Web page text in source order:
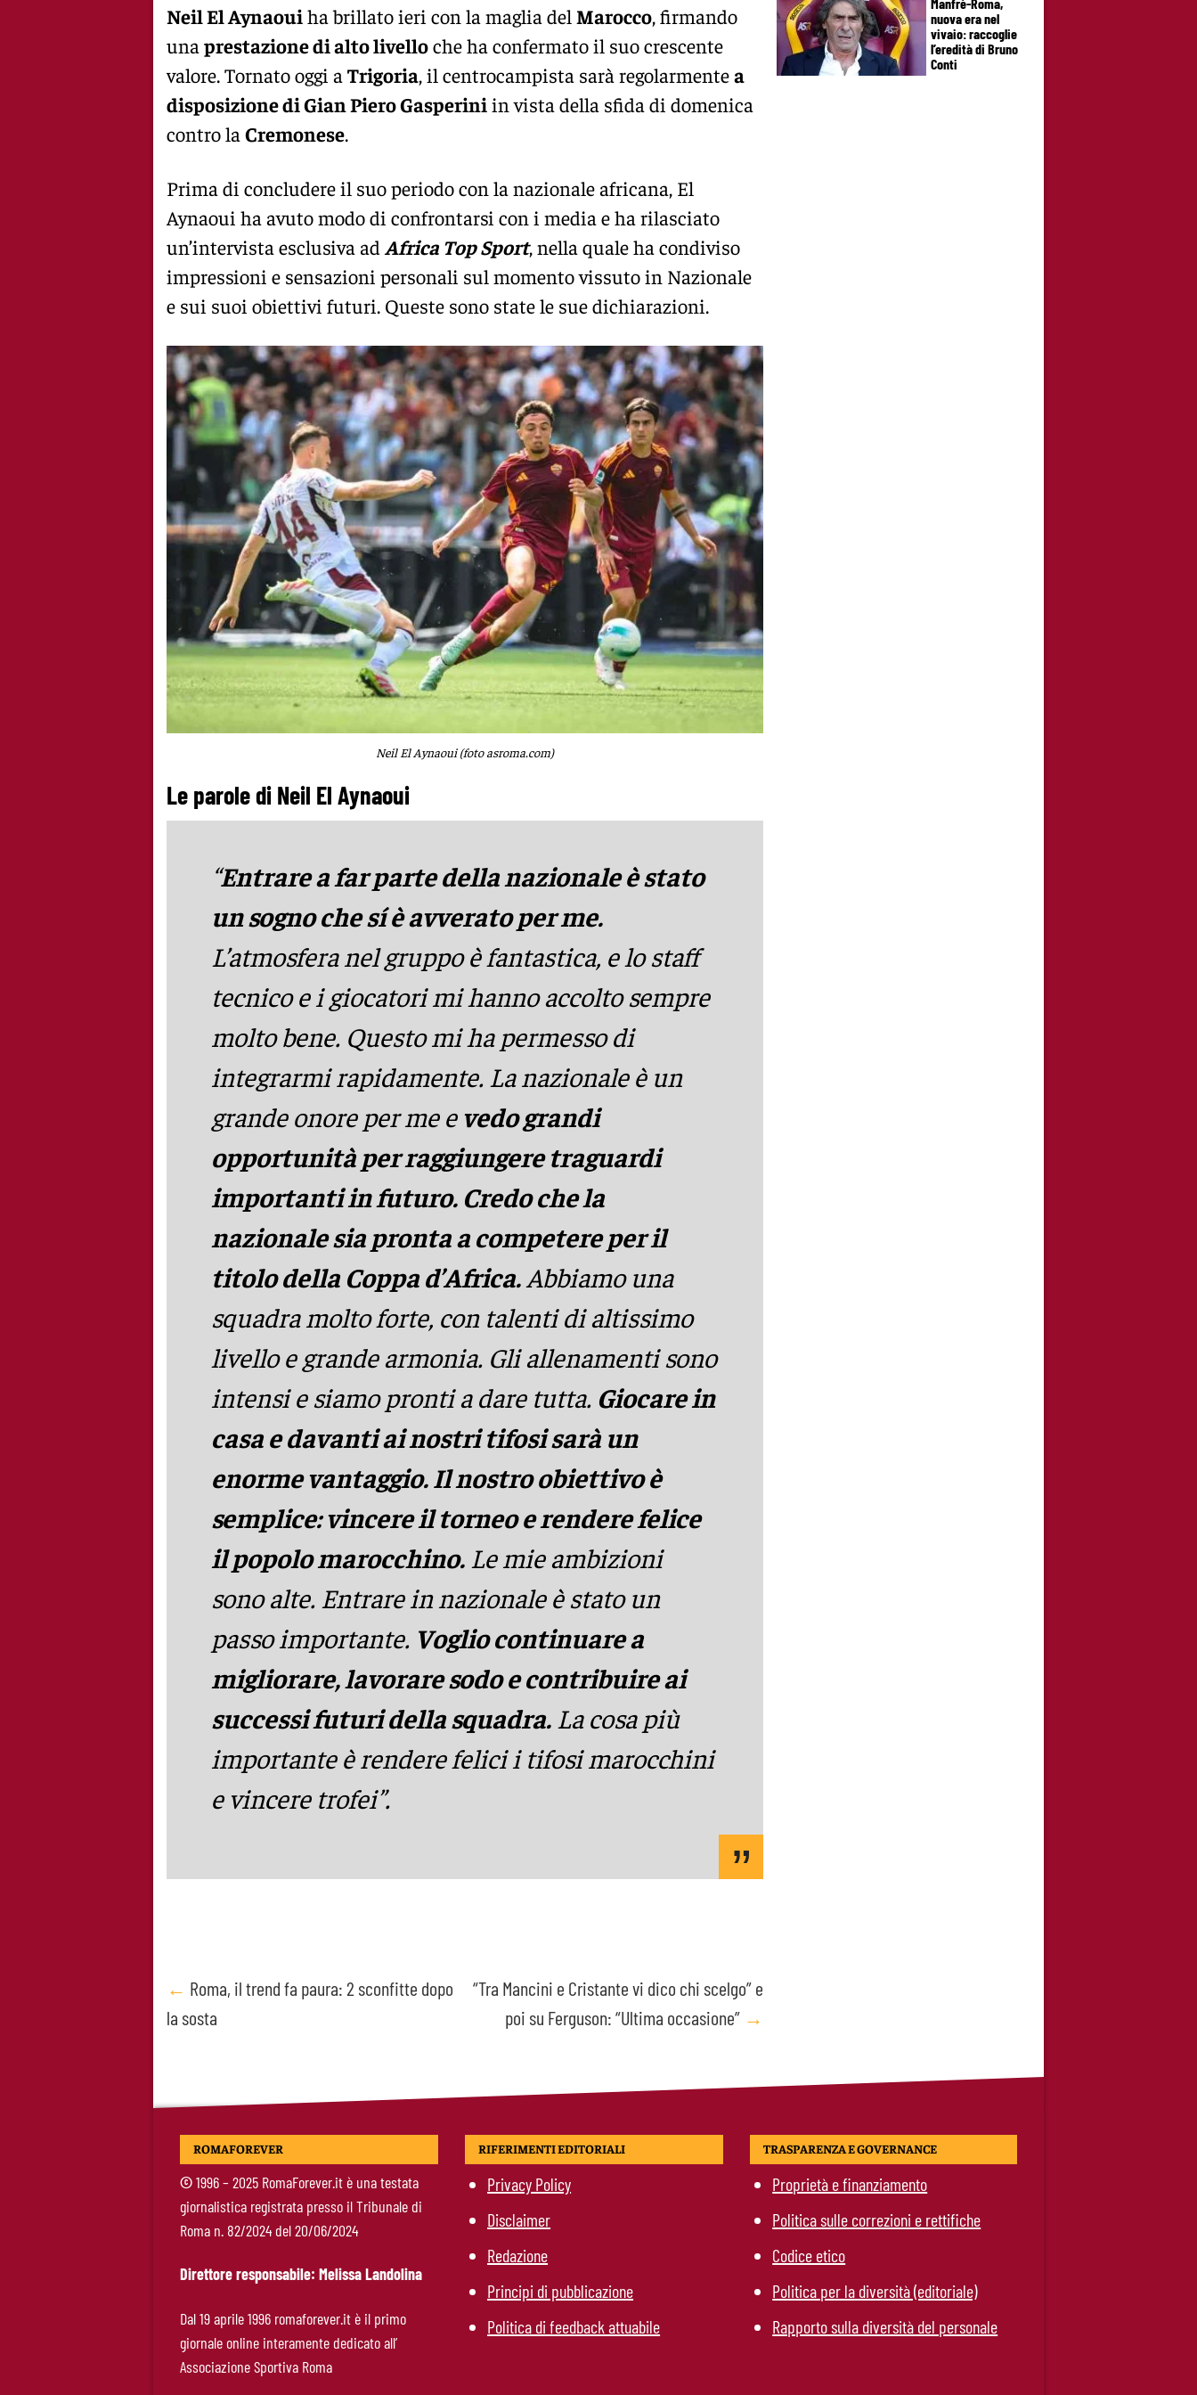
Neil El Aynaouiha brillato ieri con la maglia del Marocco, firmando
una prestazione di alto livelloche ha confermato il suo crescente
valore. Tornato oggi a Trigoria, il centrocampista sarà regolarmentea
disposizione di Gian Piero Gasperiniin vista della sfida di domenica
contro la Cremonese.
Prima di concludere il suo periodo con la nazionale africana, El
Aynaoui ha avuto modo di confrontarsi con i media e ha rilasciato
un’intervista esclusiva ad Africa Top Sport, nella quale ha condiviso
impressioni e sensazioni personali sul momento vissuto in Nazionale
e sui suoi obiettivi futuri. Queste sono state le sue dichiarazioni.
Neil El Aynaoui (foto asroma.com)
Le parole di Neil El Aynaoui
“Entrare a far parte della nazionale è stato
un sogno che sí è avverato per me.
L’atmosfera nel gruppo è fantastica, e lo staff
tecnico e i giocatori mi hanno accolto sempre
molto bene. Questo mi ha permesso di
integrarmi rapidamente. La nazionale è un
grande onore per me evedo grandi
opportunità per raggiungere traguardi
importanti in futuro. Credo che la
nazionale sia pronta a competere per il
titolo della Coppa d’Africa.Abbiamo una
squadra molto forte, con talenti di altissimo
livello e grande armonia. Gli allenamenti sono
intensi e siamo pronti a dare tutta. Giocare in
casa e davanti ai nostri tifosi sarà un
enorme vantaggio. Il nostro obiettivo è
semplice: vincere il torneo e rendere felice
il popolo marocchino. Le mie ambizioni
sono alte. Entrare in nazionale è stato un
passo importante. Voglio continuare a
migliorare, lavorare sodo e contribuire ai
successi futuri della squadra. La cosa più
importante è rendere felici i tifosi marocchini
e vincere trofei”.
Post
navigation
← Roma, il trend fa paura: 2 sconfitte dopo
la sosta
“Tra Mancini e Cristante vi dico chi scelgo” e
poi su Ferguson: “Ultima occasione” →
nuova era nel
vivaio: raccoglie
l’eredità di Bruno
Conti
ROMAFOREVER
©1996 – 2025 RomaForever.it è una testata
giornalistica registrata presso il Tribunale di
Roma n. 82/2024 del 20/06/2024
Direttore responsabile: Melissa Landolina
Dal 19 aprile 1996 romaforever.it è il primo
giornale online interamente dedicato all’
Associazione Sportiva Roma
RIFERIMENTI EDITORIALI
Privacy Policy
Disclaimer
Redazione
Principi di pubblicazione
Politica di feedback attuabile
TRASPARENZA E GOVERNANCE
Proprietà e finanziamento
Politica sulle correzioni e rettifiche
Codice etico
Politica per la diversità (editoriale)
Rapporto sulla diversità del personale